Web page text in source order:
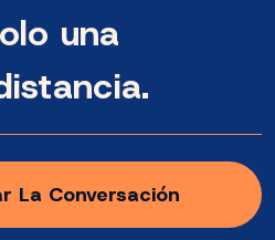
una
La Conversación